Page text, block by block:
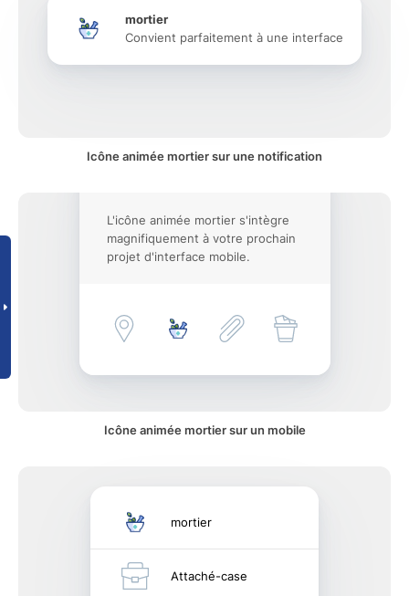
mortier
Convient parfaitement à une interface
Icône animée mortier sur une notification
L'icône animée mortier s'intègre
magnifiquement à votre prochain
projet d'interface mobile.
Icône animée mortier sur un mobile
mortier
Attaché-case